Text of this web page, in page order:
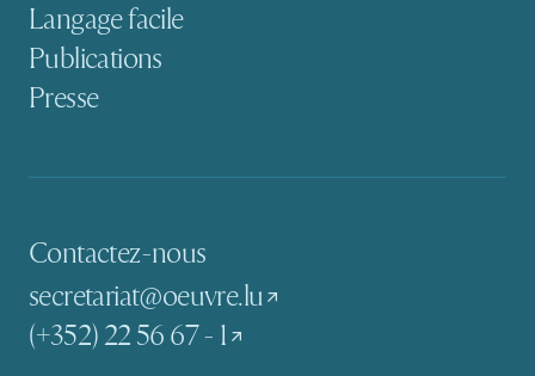
Langage facile
Publications
Presse
Contactez-nous
secretariat@oeuvre.lu
(+352) 22 56 67 - 1